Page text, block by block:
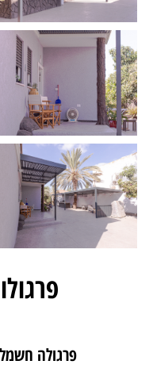
פרגולה